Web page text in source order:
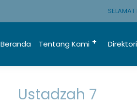
SELAMAT
Beranda Tentang Kami Direktori
Ustadzah 7